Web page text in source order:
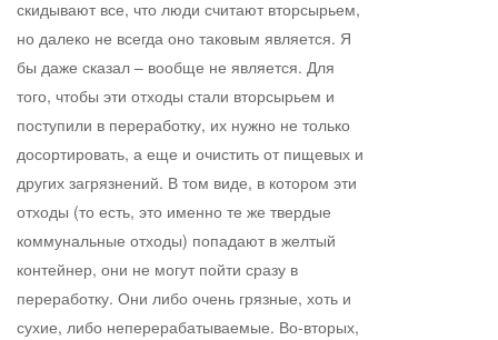
скидывают все, что люди считают вторсырьем,
но далеко не всегда оно таковым является. Я
бы даже сказал – вообще не является. Для
того, чтобы эти отходы стали вторсырьем и
поступили в переработку, их нужно не только
досортировать, а еще и очистить от пищевых и
других загрязнений. В том виде, в котором эти
отходы (то есть, это именно те же твердые
коммунальные отходы) попадают в желтый
контейнер, они не могут пойти сразу в
переработку. Они либо очень грязные, хоть и
сухие, либо неперерабатываемые. Во-вторых,